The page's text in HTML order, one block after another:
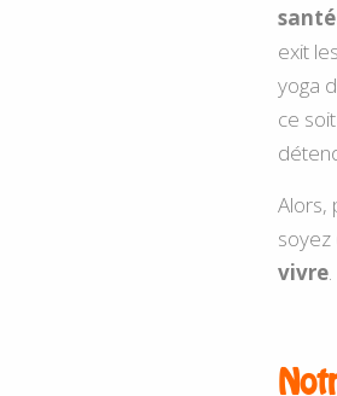
santé
exit les
yoga
ce
Alors,
soyez
vivre